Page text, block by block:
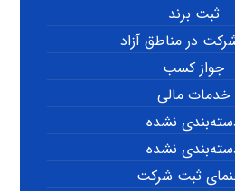
ثبت برند
در مناطق آزاد
جواز کسب
خدمات مالی
نشده
نشده
ثبت شرکت